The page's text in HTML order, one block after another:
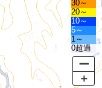
30～
20～
10～
5～
1～
0超過
ー
＋